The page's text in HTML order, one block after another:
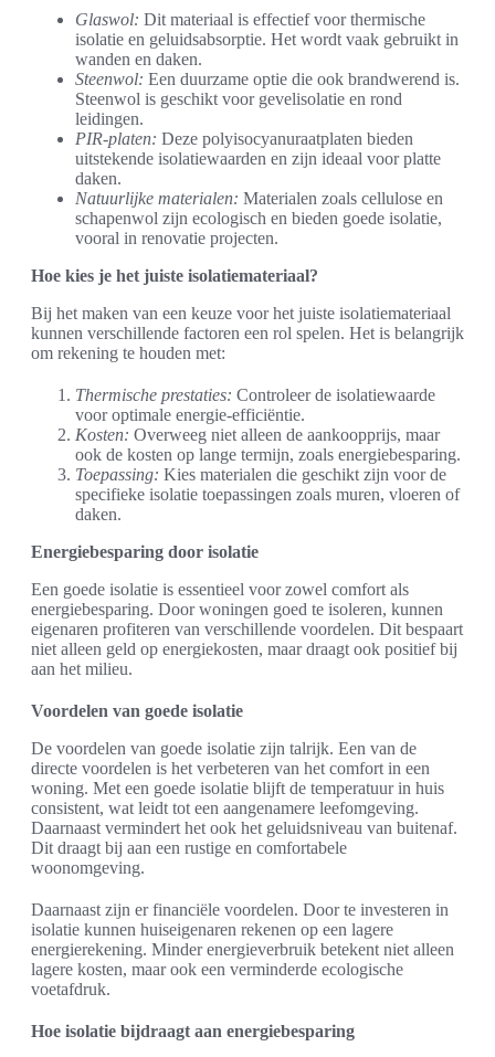
Glaswol: Dit materiaal is effectief voor thermische
isolatie en geluidsabsorptie. Het wordt vaak gebruikt in
wanden en daken.
Steenwol: Een duurzame optie die ook brandwerend is.
Steenwol is geschikt voor gevelisolatie en rond
leidingen.
PIR-platen: Deze polyisocyanuraatplaten bieden
uitstekende isolatiewaarden en zijn ideaal voor platte
daken.
Natuurlijke materialen: Materialen zoals cellulose en
schapenwol zijn ecologisch en bieden goede isolatie,
vooral in renovatie projecten.
Hoe kies je het juiste isolatiemateriaal?
Bij het maken van een keuze voor het juiste isolatiemateriaal
kunnen verschillende factoren een rol spelen. Het is belangrijk
om rekening te houden met:
Thermische prestaties: Controleer de isolatiewaarde
voor optimale energie-efficiëntie.
Kosten: Overweeg niet alleen de aankoopprijs, maar
ook de kosten op lange termijn, zoals energiebesparing.
Toepassing: Kies materialen die geschikt zijn voor de
specifieke isolatie toepassingen zoals muren, vloeren of
daken.
Energiebesparing door isolatie
Een goede isolatie is essentieel voor zowel comfort als
energiebesparing. Door woningen goed te isoleren, kunnen
eigenaren profiteren van verschillende voordelen. Dit bespaart
niet alleen geld op energiekosten, maar draagt ook positief bij
aan het milieu.
Voordelen van goede isolatie
De voordelen van goede isolatie zijn talrijk. Een van de
directe voordelen is het verbeteren van het comfort in een
woning. Met een goede isolatie blijft de temperatuur in huis
consistent, wat leidt tot een aangenamere leefomgeving.
Daarnaast vermindert het ook het geluidsniveau van buitenaf.
Dit draagt bij aan een rustige en comfortabele
woonomgeving.
Daarnaast zijn er financiële voordelen. Door te investeren in
isolatie kunnen huiseigenaren rekenen op een lagere
energierekening. Minder energieverbruik betekent niet alleen
lagere kosten, maar ook een verminderde ecologische
voetafdruk.
Hoe isolatie bijdraagt aan energiebesparing